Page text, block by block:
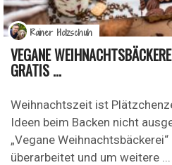
VEGANE
GRATIS ...
Weihnachtszeit ist
Ideen beim Backen nicht
„Vegane
überarbeitet und um weitere ...
Rainer Holzschuh